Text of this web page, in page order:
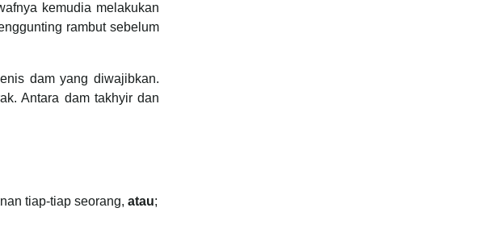
kemudia melakukan
rambut sebelum
dam yang diwajibkan.
Antara dam takhyir dan
tiap-tiap seorang, atau;